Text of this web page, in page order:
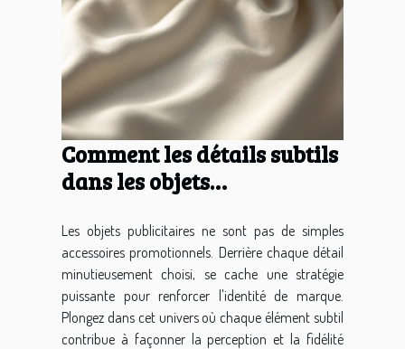
Comment les détails subtils
dans les objets
l'identité de marque ?
Les objets publicitaires ne sont pas de simples
accessoires promotionnels. Derrière chaque détail
minutieusement choisi, se cache une stratégie
puissante pour renforcer l'identité de marque.
Plongez dans cet univers où chaque élément subtil
contribue à façonner la perception et la fidélité